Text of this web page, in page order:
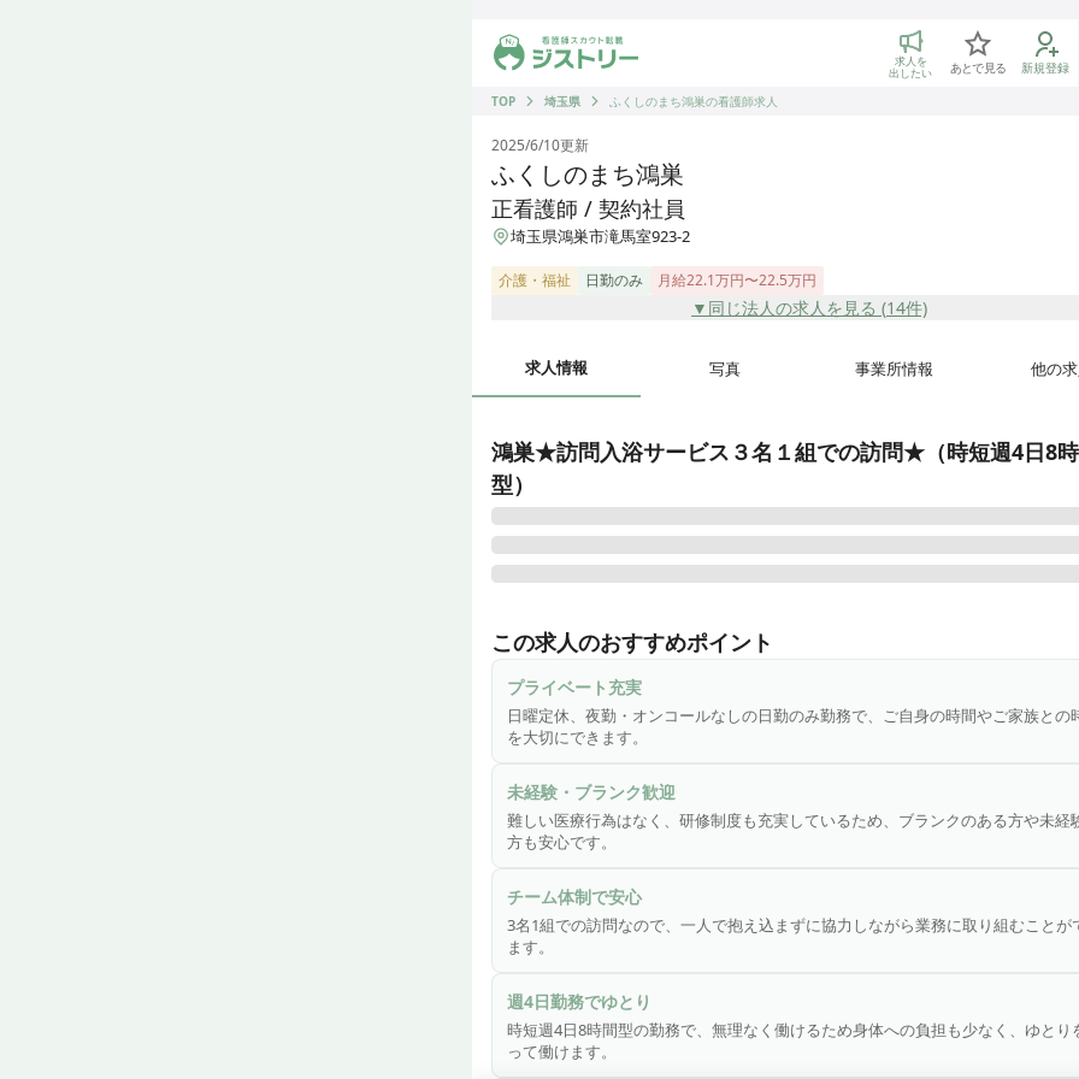
ジストリー 看護師の転職マッチング
求人を
出したい あとで見る 新規登録
TOP
埼玉県 ふくしのまち鴻巣の看護師求人
2025/6/10更新
ふくしのまち鴻巣
正看護師 / 契約社員
埼玉県鴻巣市滝馬室923-2
介護・福祉 日勤のみ 月給22.1万円〜22.5万円
▼同じ法人の求人を見る (14件)
求人情報 写真 事業所情報 他の求
鴻巣★訪問入浴サービス３名１組での訪問★（時短週4日8
型）
看護師の役割としましてはお客様のご自宅に訪問し簡単な機材の搬出入
設置、入浴前後のバイタルサイン（身体状況）お客様の入浴の可否判断
介助をしていただきます。
お客様の健康的な入浴のお手伝いにより住み慣れた我が家でいつまでも
きるように
お手伝いをしております。難しい医療行為はなくブランクがあっても安
働けるお仕事です。日曜定休、夜勤はなく日勤のみのお仕事ですのでご
も安心していただいております。
この求人のおすすめポイント
プライベート充実
日曜定休、夜勤・オンコールなしの日勤のみ勤務で、ご自身の時間やご家族との
を大切にできます。
未経験・ブランク歓迎
難しい医療行為はなく、研修制度も充実しているため、ブランクのある方や未経
方も安心です。
チーム体制で安心
3名1組での訪問なので、一人で抱え込まずに協力しながら業務に取り組むことが
ます。
週4日勤務でゆとり
時短週4日8時間型の勤務で、無理なく働けるため身体への負担も少なく、ゆとり
って働けます。